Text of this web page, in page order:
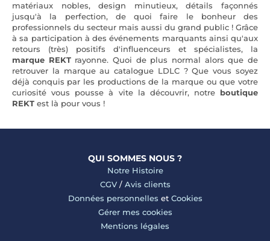
matériaux nobles, design minutieux, détails façonnés
jusqu'à la perfection, de quoi faire le bonheur des
professionnels du secteur mais aussi du grand public ! Grâce
à sa participation à des événements marquants ainsi qu'aux
retours (très) positifs d'influenceurs et spécialistes, la
marque REKTrayonne. Quoi de plus normal alors que de
retrouver la marque au catalogue LDLC ? Que vous soyez
déjà conquis par les productions de la marque ou que votre
curiosité vous pousse à vite la découvrir, notre boutique
REKT est là pour vous !
QUI SOMMES NOUS ?
Notre Histoire
CGV/ Avis clients
Données personnelles et Cookies
Gérer mes cookies
Mentions légales